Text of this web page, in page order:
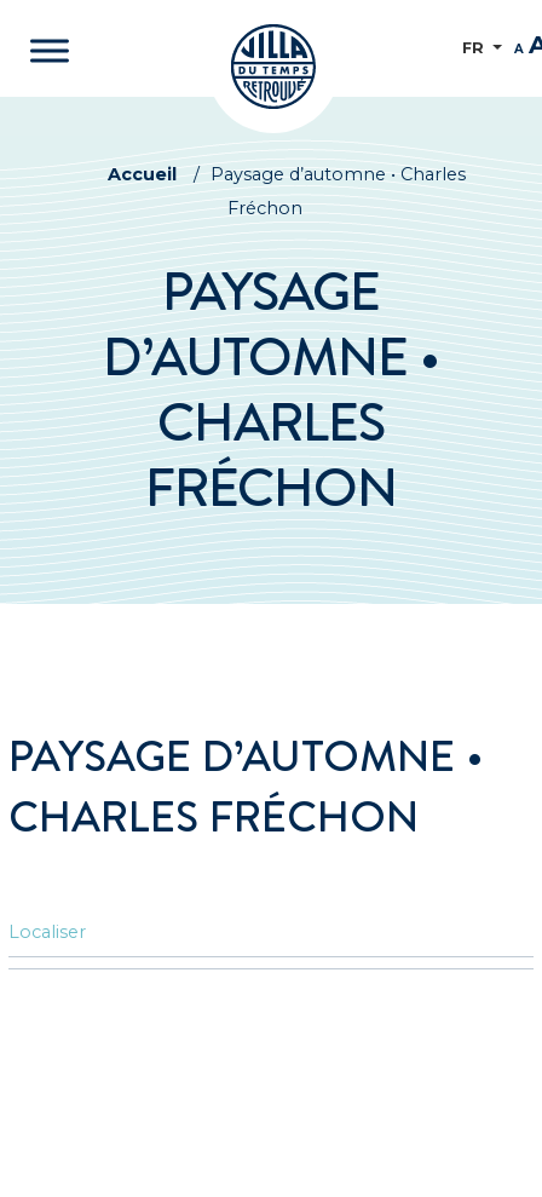
FR A
Accueil / Paysage d’automne • Charles
Fréchon
PAYSAGE
D’AUTOMNE •
CHARLES
FRÉCHON
PAYSAGE D’AUTOMNE •
CHARLES FRÉCHON
Localiser